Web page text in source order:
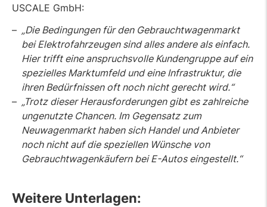
USCALE GmbH:
„Die Bedingungen für den Gebrauchtwagenmarkt
bei Elektrofahrzeugen sind alles andere als einfach.
Hier trifft eine anspruchsvolle Kundengruppe auf ein
spezielles Marktumfeld und eine Infrastruktur, die
ihren Bedürfnissen oft noch nicht gerecht wird.“
„Trotz dieser Herausforderungen gibt es zahlreiche
ungenutzte Chancen. Im Gegensatz zum
Neuwagenmarkt haben sich Handel und Anbieter
noch nicht auf die speziellen Wünsche von
Gebrauchtwagenkäufern bei E-Autos eingestellt.“
Weitere Unterlagen: